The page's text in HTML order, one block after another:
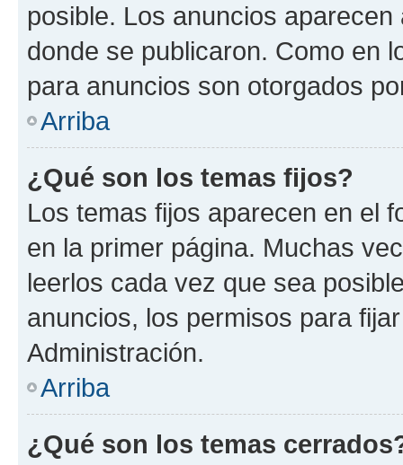
posible. Los anuncios
donde se publicaron. Como en
para anuncios son otorgados
Arriba
¿Qué son los temas fijos?
Los temas fijos aparecen en el
en la primer página. Muchas
leerlos cada vez que sea
anuncios, los permisos para
Administración.
Arriba
¿Qué son los temas